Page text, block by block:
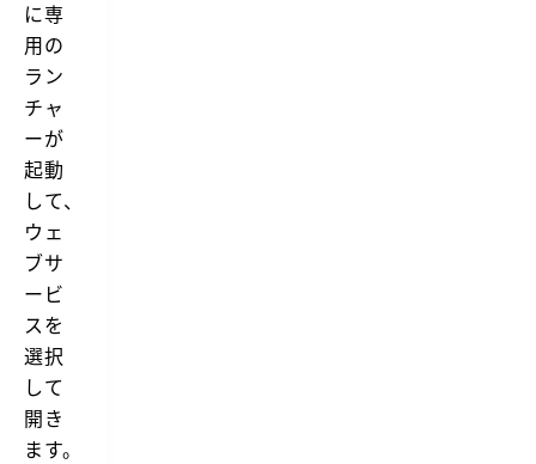
に専
用の
ラン
チャ
ーが
起動
して、
ウェ
ブサ
ービ
スを
選択
して
開き
ます。